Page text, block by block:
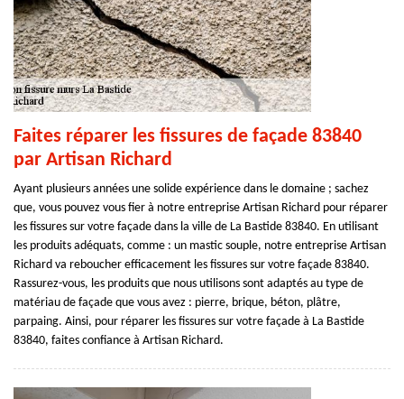
Faites réparer les fissures de façade 83840
par Artisan Richard
Ayant plusieurs années une solide expérience dans le domaine ; sachez
que, vous pouvez vous fier à notre entreprise Artisan Richard pour réparer
les fissures sur votre façade dans la ville de La Bastide 83840. En utilisant
les produits adéquats, comme : un mastic souple, notre entreprise Artisan
Richard va reboucher efficacement les fissures sur votre façade 83840.
Rassurez-vous, les produits que nous utilisons sont adaptés au type de
matériau de façade que vous avez : pierre, brique, béton, plâtre,
parpaing. Ainsi, pour réparer les fissures sur votre façade à La Bastide
83840, faites confiance à Artisan Richard.